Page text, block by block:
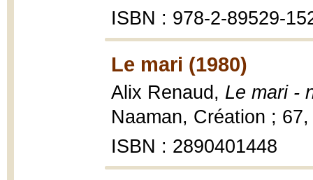
ISBN : 978-2-89529-
Le mari (1980)
Alix Renaud, Le mari -
Naaman, Création ;
ISBN : 2890401448